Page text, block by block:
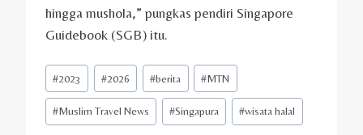
hingga mushola,” pungkas pendiri Singapore
Guidebook (SGB) itu.
Post
Tags:
#2023 #2026 #berita #MTN
#Muslim Travel News #Singapura #wisata halal